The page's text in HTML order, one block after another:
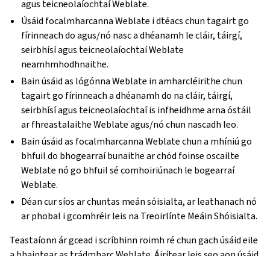
agus teicneolaíochtaí Weblate.
Úsáid focalmharcanna Weblate i dtéacs chun tagairt go
fírinneach do agus/nó nasc a dhéanamh le cláir, táirgí,
seirbhísí agus teicneolaíochtaí Weblate
neamhmhodhnaithe.
Bain úsáid as lógónna Weblate in amharcléirithe chun
tagairt go fírinneach a dhéanamh do na cláir, táirgí,
seirbhísí agus teicneolaíochtaí is infheidhme arna óstáil
ar fhreastalaithe Weblate agus/nó chun nascadh leo.
Bain úsáid as focalmharcanna Weblate chun a mhíniú go
bhfuil do bhogearraí bunaithe ar chód foinse oscailte
Weblate nó go bhfuil sé comhoiriúnach le bogearraí
Weblate.
Déan cur síos ar chuntas meán sóisialta, ar leathanach nó
ar phobal i gcomhréir leis na Treoirlínte Meáin Shóisialta.
Teastaíonn ár gcead i scríbhinn roimh ré chun gach úsáid eile